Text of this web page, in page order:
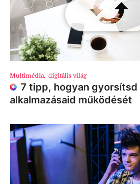
Multimédia, digitális világ
7 tipp, hogyan gyorsítsd
alkalmazásaid működését